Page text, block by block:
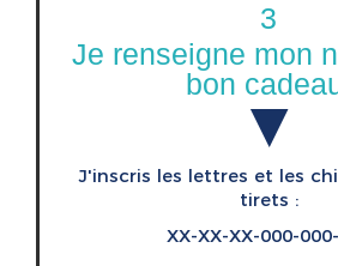
3
Je renseigne mon
bon ▼
J'inscris les lettres et les
tirets :
XX-XX-XX-000-